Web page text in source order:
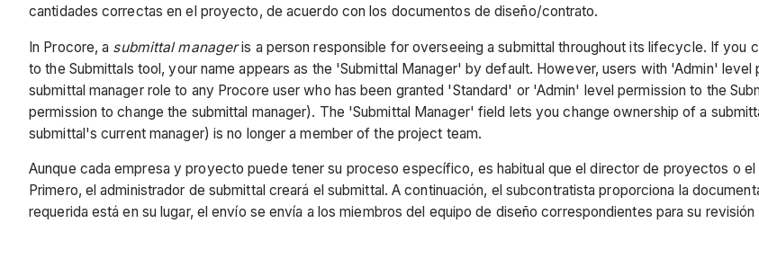
cantidades correctas en el proyecto, de acuerdo con los documentos de diseño/contrato.
In Procore, a submittal manageris a person responsible for overseeing a submittal throughout its lifecycle. If you
to the Submittals tool, your name appears as the 'Submittal Manager' by default. However, users with 'Admin'
submittal manager role to any Procore user who has been granted 'Standard' or 'Admin' level permission to the
permission to change the submittal manager). The 'Submittal Manager' field lets you change ownership of a
submittal's current manager) is no longer a member of the project team.
Aunque cada empresa y proyecto puede tener su proceso específico, es habitual que el director de proyectos o
Primero, el administrador de submittal creará el submittal. A continuación, el subcontratista proporciona la
requerida está en su lugar, el envío se envía a los miembros del equipo de diseño correspondientes para su